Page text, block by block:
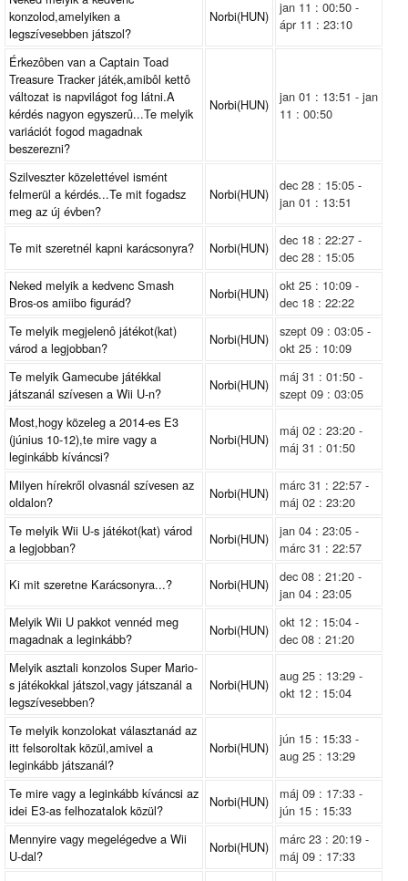
konzolod,amelyiken a
legszívesebben játszol?
Norbi(HUN)
jan 11 : 00:50 -
ápr 11 : 23:10
Érkezôben van a Captain Toad
Treasure Tracker játék,amibôl kettô
változat is napvilágot fog látni.A
kérdés nagyon egyszerû...Te melyik
variációt fogod magadnak
beszerezni?
Norbi(HUN)
jan 01 : 13:51 - jan
11 : 00:50
Szilveszter közelettével ismént
felmerül a kérdés...Te mit fogadsz
meg az új évben?
Norbi(HUN)
dec 28 : 15:05 -
jan 01 : 13:51
Te mit szeretnél kapni karácsonyra? Norbi(HUN)
dec 18 : 22:27 -
dec 28 : 15:05
Neked melyik a kedvenc Smash
Bros-os amiibo figurád?
Norbi(HUN)
okt 25 : 10:09 -
dec 18 : 22:22
Te melyik megjelenô játékot(kat)
várod a legjobban?
Norbi(HUN)
szept 09 : 03:05 -
okt 25 : 10:09
Te melyik Gamecube játékkal
játszanál szívesen a Wii U-n?
Norbi(HUN)
máj 31 : 01:50 -
szept 09 : 03:05
Most,hogy közeleg a 2014-es E3
(június 10-12),te mire vagy a
leginkább kíváncsi?
Norbi(HUN)
máj 02 : 23:20 -
máj 31 : 01:50
Milyen hírekről olvasnál szívesen az
oldalon?
Norbi(HUN)
márc 31 : 22:57 -
máj 02 : 23:20
Te melyik Wii U-s játékot(kat) várod
a legjobban?
Norbi(HUN)
jan 04 : 23:05 -
márc 31 : 22:57
Ki mit szeretne Karácsonyra...? Norbi(HUN)
dec 08 : 21:20 -
jan 04 : 23:05
Melyik Wii U pakkot vennéd meg
magadnak a leginkább?
Norbi(HUN)
okt 12 : 15:04 -
dec 08 : 21:20
Melyik asztali konzolos Super Mario-
s játékokkal játszol,vagy játszanál a
legszívesebben?
Norbi(HUN)
aug 25 : 13:29 -
okt 12 : 15:04
Te melyik konzolokat választanád az
itt felsoroltak közül,amivel a
leginkább játszanál?
Norbi(HUN)
jún 15 : 15:33 -
aug 25 : 13:29
Te mire vagy a leginkább kíváncsi az
idei E3-as felhozatalok közül?
Norbi(HUN)
máj 09 : 17:33 -
jún 15 : 15:33
Mennyire vagy megelégedve a Wii
U-dal?
Norbi(HUN)
márc 23 : 20:19 -
máj 09 : 17:33